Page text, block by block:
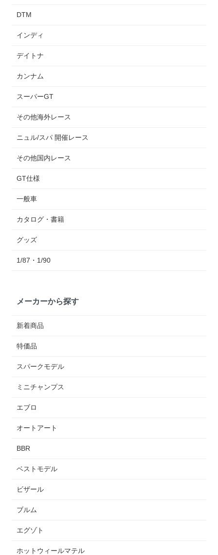
DTM
インディ
デイトナ
カンナム
スーパーGT
その他海外レース
ニュル/スパ 開催レース
その他国内レース
GT仕様
一般車
カタログ・書籍
グッズ
1/87・1/90
メーカーから探す
新着商品
特価品
スパークモデル
ミニチャンプス
エブロ
オートアート
BBR
ベストモデル
ビザール
ブルム
エグゾト
ホットウィールマテル